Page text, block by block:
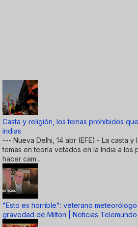
Casta y religión, los temas prohibidos
indias
--- Nueva Delhi, 14 abr (EFE).- La casta
temas en teoría vetados en la India a los
hacer cam...
"Esto es horrible": veterano
gravedad de Milton | Noticias Telemundo